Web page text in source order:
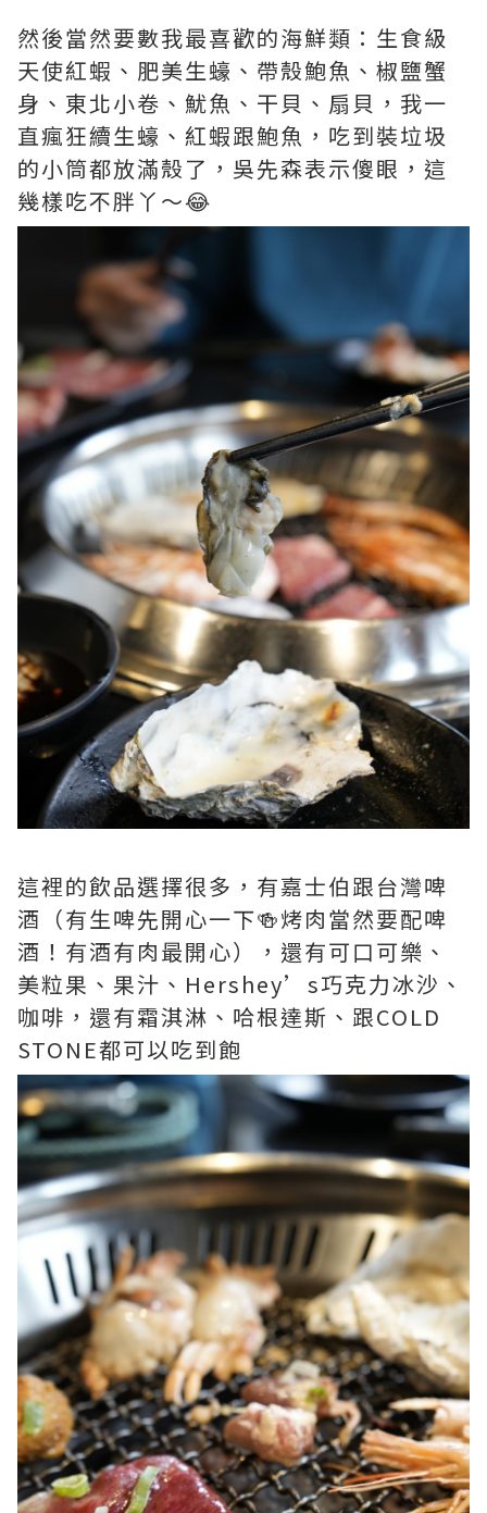
然後當然要數我最喜歡的海鮮類：生食級
天使紅蝦、肥美生蠔、帶殼鮑魚、椒鹽蟹
身、東北小卷、魷魚、干貝、扇貝，我一
直瘋狂續生蠔、紅蝦跟鮑魚，吃到裝垃圾
的小筒都放滿殼了，吳先森表示傻眼，這
幾樣吃不胖丫～😂
這裡的飲品選擇很多，有嘉士伯跟台灣啤
酒（有生啤先開心一下🍻烤肉當然要配啤
酒！有酒有肉最開心），還有可口可樂、
美粒果、果汁、Hershey’s巧克力冰沙、
咖啡，還有霜淇淋、哈根達斯、跟COLD
STONE都可以吃到飽